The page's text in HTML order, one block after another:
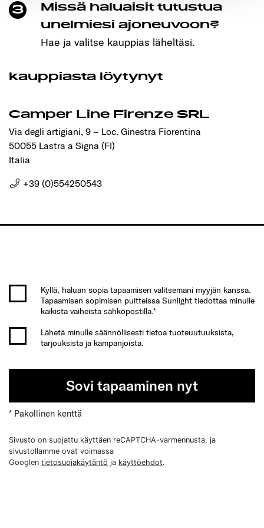
Ermöglichung der Seitennavigation erforderlich sind.
3
Missä haluaisit tutustua
unelmiesi ajoneuvoon?
Hae ja valitse kauppias läheltäsi.
kauppiasta löytynyt
Camper Line Firenze SRL
Via degli artigiani, 9 – Loc. Ginestra Fiorentina
50055 Lastra a Signa (FI)
Italia
+39 (0)554250543
Kyllä, haluan sopia tapaamisen valitsemani myyjän kanssa.
Tapaamisen sopimisen puitteissa Sunlight tiedottaa minulle
kaikista vaiheista sähköpostilla.*
Lähetä minulle säännöllisesti tietoa tuoteuutuuksista,
tarjouksista ja kampanjoista.
Sovi tapaaminen nyt
* Pakollinen kenttä
Sivusto on suojattu käyttäen reCAPTCHA-varmennusta, ja
sivustollamme ovat voimassa
Googlen tietosuojakäytäntö ja käyttöehdot.